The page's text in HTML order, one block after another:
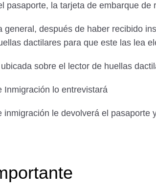
pasaporte, la tarjeta de embarque
general, después de haber recibido
dactilares para que este las lea
sobre el lector de huellas
Inmigración lo entrevistará
inmigración le devolverá el